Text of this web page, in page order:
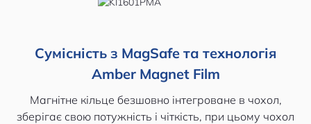
Сумісність з MagSafe та технологія
Amber Magnet Film
Магнітне кільце безшовно інтегроване в чохол,
зберігає свою потужність і чіткість, при цьому чохол